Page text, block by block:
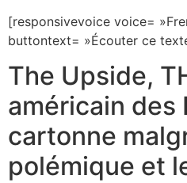
[responsivevoice voice=
buttontext= »Écouter ce
The Upside,
américain des
cartonne
polémique et